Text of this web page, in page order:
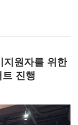
지원자를 위한
진행